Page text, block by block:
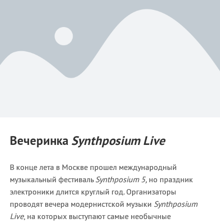
Вечеринка Synthposium Live
В конце лета в Москве прошел международный
музыкальный фестиваль Synthposium 5, но праздник
электроники длится круглый год. Организаторы
проводят вечера модернистской музыки Synthposium
Live, на которых выступают самые необычные